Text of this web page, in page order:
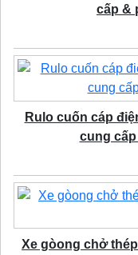
cấp &
Rulo cuốn cáp
cung
Xe gòong chở